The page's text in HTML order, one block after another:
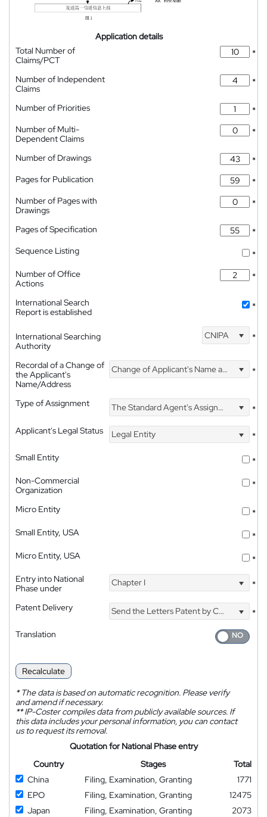
Application details
Total Number of
Claims/PCT
*
Number of Independent
Claims
*
Number of Priorities
*
Number of Multi-
Dependent Claims
*
Number of Drawings
*
Pages for Publication
*
Number of Pages with
Drawings
*
Pages of Specification
*
Sequence Listing
*
Number of Office
Actions
*
International Search
Report is established
*
International Searching
Authority
CNIPA *
Recordal of a Change of
the Applicant's
Name/Address
Change of Applicant's Name and Address *
Type of Assignment The Standard Agent's Assignment
*
Applicant's Legal Status
Legal Entity
*
Small Entity
*
Non-Commercial
Organization
*
Micro Entity
*
Small Entity, USA
*
Micro Entity, USA
*
Entry into National
Phase under
Chapter I *
Patent Delivery Send the Letters Patent by Courier
*
Translation
Recalculate
*The data is based on automatic recognition. Please verify
and amend if necessary.
**IP-Coster compiles data from publicly available sources. If
this data includes your personal information, you can contact
us to request its removal.
Quotation for National Phase entry
Country
Stages
Total
China
Filing, Examination, Granting
1771
EPO
Filing, Examination, Granting
12475
Japan
Filing, Examination, Granting 2073